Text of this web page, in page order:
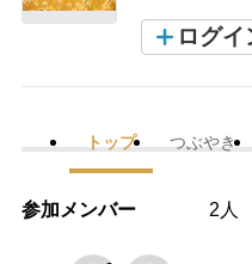
ログ
トップ つぶやき
参加メンバー 2人